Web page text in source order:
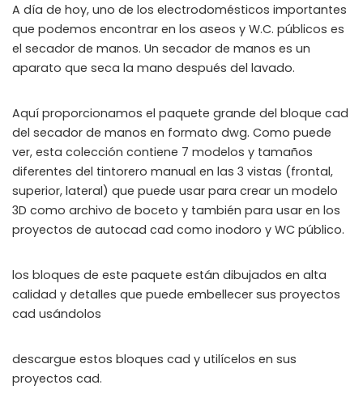
A día de hoy, uno de los electrodomésticos importantes
que podemos encontrar en los aseos y W.C. públicos es
el secador de manos. Un secador de manos es un
aparato que seca la mano después del lavado.
Aquí proporcionamos el paquete grande del bloque cad
del secador de manos en formato dwg. Como puede
ver, esta colección contiene 7 modelos y tamaños
diferentes del tintorero manual en las 3 vistas (frontal,
superior, lateral) que puede usar para crear un modelo
3D como archivo de boceto y también para usar en los
proyectos de autocad cad como inodoro y WC público.
los bloques de este paquete están dibujados en alta
calidad y detalles que puede embellecer sus proyectos
cad usándolos
descargue estos bloques cad y utilícelos en sus
proyectos cad.